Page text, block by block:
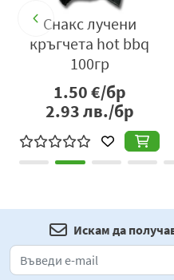
Снакс лучени
кръгчета hot bbq
100гр
1.50€/бр
2.93лв./бр
Искам да